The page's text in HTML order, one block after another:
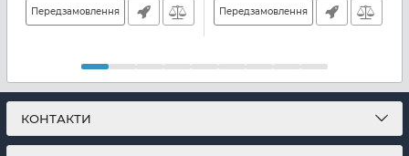
Передзамовлення Передзамовлення
КОНТАКТИ